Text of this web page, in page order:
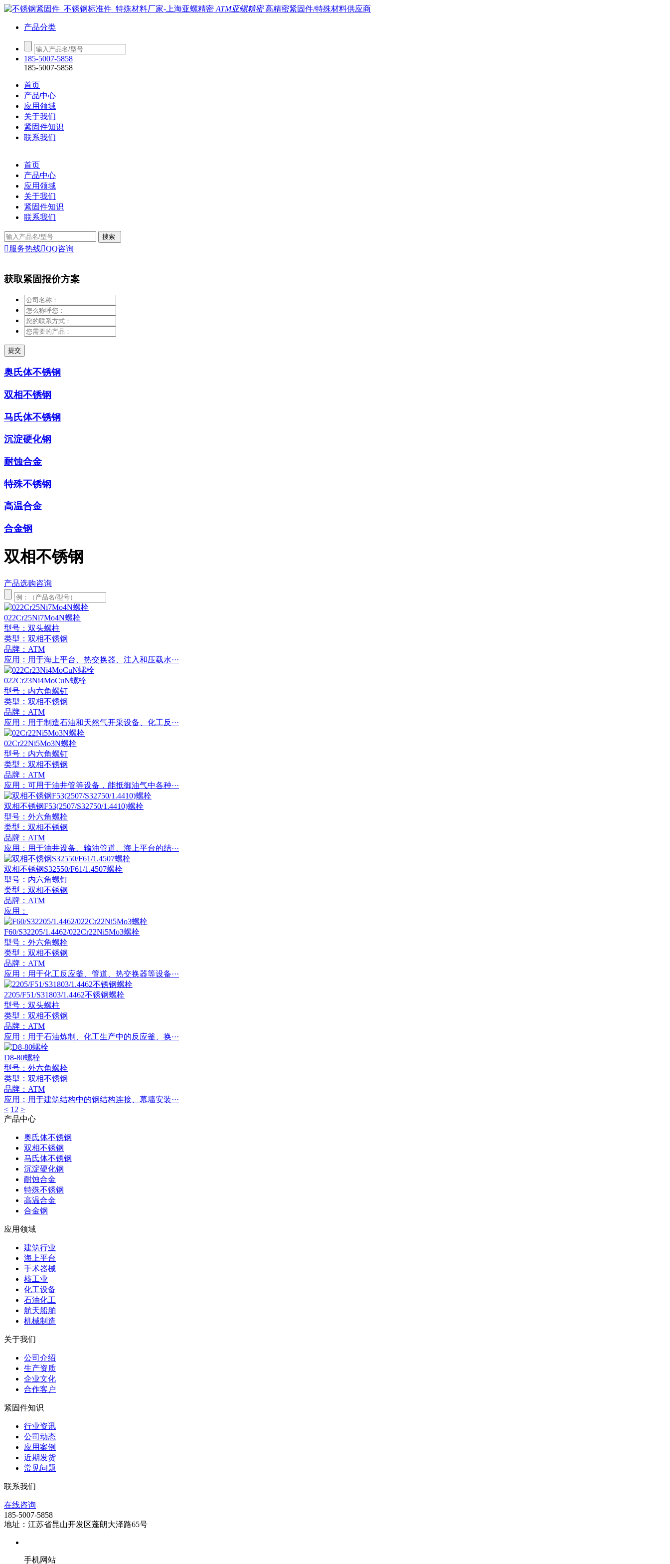
ATM亚螺精密高精密紧固件/特殊材料供应商
产品分类
185-5007-5858
185-5007-5858
首页
产品中心
应用领域
关于我们
紧固件知识
联系我们
首页
产品中心
应用领域
关于我们
紧固件知识
联系我们
 服务热线QQ咨询
获取紧固报价方案
奥氏体不锈钢
双相不锈钢
马氏体不锈钢
沉淀硬化钢
耐蚀合金
特殊不锈钢
高温合金
合金钢
双相不锈钢
产品选购咨询
022Cr25Ni7Mo4N螺栓
型号：双头螺柱
类型：双相不锈钢
品牌：ATM
应用：用于海上平台、热交换器、注入和压载水···
022Cr23Ni4MoCuN螺栓
型号：内六角螺钉
类型：双相不锈钢
品牌：ATM
应用：用于制造石油和天然气开采设备、化工反···
02Cr22Ni5Mo3N螺栓
型号：内六角螺钉
类型：双相不锈钢
品牌：ATM
应用：可用于油井管等设备，能抵御油气中各种···
双相不锈钢F53(2507/S32750/1.4410)螺栓
型号：外六角螺栓
类型：双相不锈钢
品牌：ATM
应用：用于油井设备、输油管道、海上平台的结···
双相不锈钢S32550/F61/1.4507螺栓
型号：内六角螺钉
类型：双相不锈钢
品牌：ATM
应用：
F60/S32205/1.4462/022Cr22Ni5Mo3螺栓
型号：外六角螺栓
类型：双相不锈钢
品牌：ATM
应用：用于化工反应釜、管道、热交换器等设备···
2205/F51/S31803/1.4462不锈钢螺栓
型号：双头螺柱
类型：双相不锈钢
品牌：ATM
应用：用于石油炼制、化工生产中的反应釜、换···
D8-80螺栓
型号：外六角螺栓
类型：双相不锈钢
品牌：ATM
应用：用于建筑结构中的钢结构连接、幕墙安装···
< 1 2 >
产品中心
奥氏体不锈钢
双相不锈钢
马氏体不锈钢
沉淀硬化钢
耐蚀合金
特殊不锈钢
高温合金
合金钢
应用领域
建筑行业
海上平台
手术器械
核工业
化工设备
石油化工
航天船舶
机械制造
关于我们
公司介绍
生产资质
企业文化
合作客户
紧固件知识
行业资讯
公司动态
应用案例
近期发货
常见问题
联系我们
在线咨询
185-5007-5858
地址：江苏省昆山开发区蓬朗大泽路65号
手机网站